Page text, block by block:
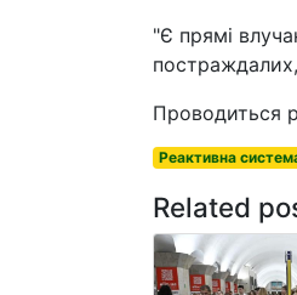
"Є прямі
Проводиться
Реактивна
Related